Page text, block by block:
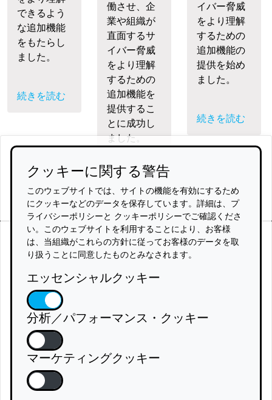
できるよう
な追加機能
をもたらし
ました。
続きを読む
働させ、企
業や組織が
直面するサ
イバー脅威
をより理解
するための
追加機能を
提供するこ
とに成功し
ました。
続きを読む
イバー脅威
をより理解
するための
追加機能の
提供を始め
ました。
続きを読む
クッキーに関する警告
このウェブサイトでは、サイトの機能を有効にするため
にクッキーなどのデータを保存しています。詳細は、プ
ライバシーポリシーと クッキーポリシーでご確認くださ
い。このウェブサイトを利用することにより、お客様
は、当組織がこれらの方針に従ってお客様のデータを取
り扱うことに同意したものとみなされます。
エッセンシャルクッキー
分析／パフォーマンス・クッキー
マーケティングクッキー
お役立ちリンク
ウェブサイト・プライバシーポリシー
クッキーポリシー